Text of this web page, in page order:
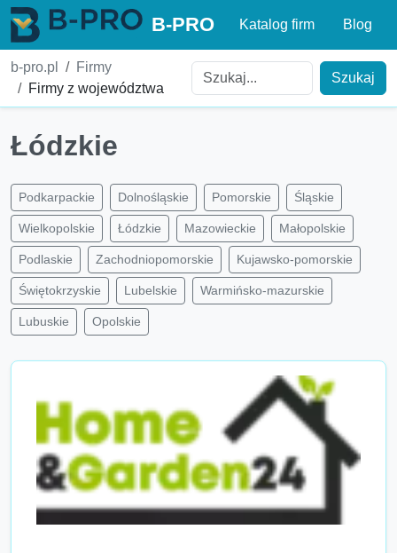
B-PRO Katalog firm Blog
b-pro.pl
Firmy
Firmy z województwa
Szukaj
Łódzkie
Podkarpackie Dolnośląskie Pomorskie Śląskie
Wielkopolskie Łódzkie Mazowieckie Małopolskie
Podlaskie Zachodniopomorskie Kujawsko-pomorskie
Świętokrzyskie Lubelskie Warmińsko-mazurskie
Lubuskie Opolskie